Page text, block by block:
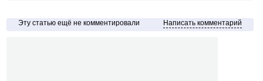
Эту статью ещё не комментировали Написать комментарий